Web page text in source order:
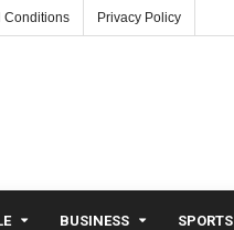
Conditions Privacy Policy
BUSINESS SPORTS